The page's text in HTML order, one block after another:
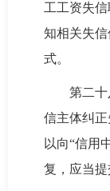
工工资失
知相关失
式。
第二
信主体纠
以向“信用
复，应当提